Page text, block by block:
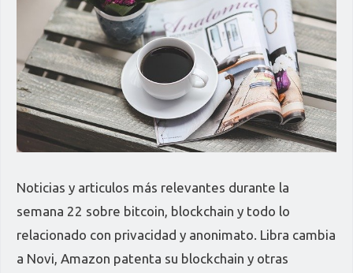
Noticias y articulos más relevantes durante la
semana 22 sobre bitcoin, blockchain y todo lo
relacionado con privacidad y anonimato. Libra cambia
a Novi, Amazon patenta su blockchain y otras